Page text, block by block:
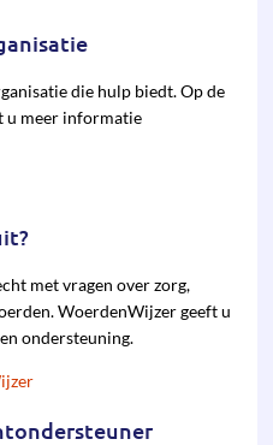
die hulp biedt. Op de
u meer informatie
met vragen over zorg,
WoerdenWijzer geeft u
ondersteuning.